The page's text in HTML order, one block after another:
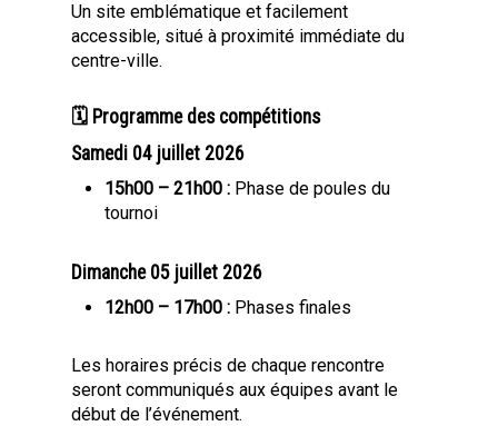
Un site emblématique et facilement
accessible, situé à proximité immédiate du
centre-ville.
🗓 Programme des compétitions
Samedi 04 juillet 2026
15h00 – 21h00 : Phase de poules du
tournoi
Dimanche 05 juillet 2026
12h00 – 17h00 : Phases finales
Les horaires précis de chaque rencontre
seront communiqués aux équipes avant le
début de l’événement.